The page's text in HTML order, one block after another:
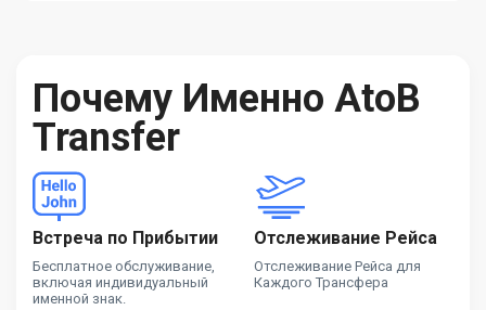
Почему Именно AtoB
Transfer
Встреча по Прибытии
Бесплатное обслуживание,
включая индивидуальный
именной знак.
Отслеживание Рейса
Отслеживание Рейса для
Каждого Трансфера